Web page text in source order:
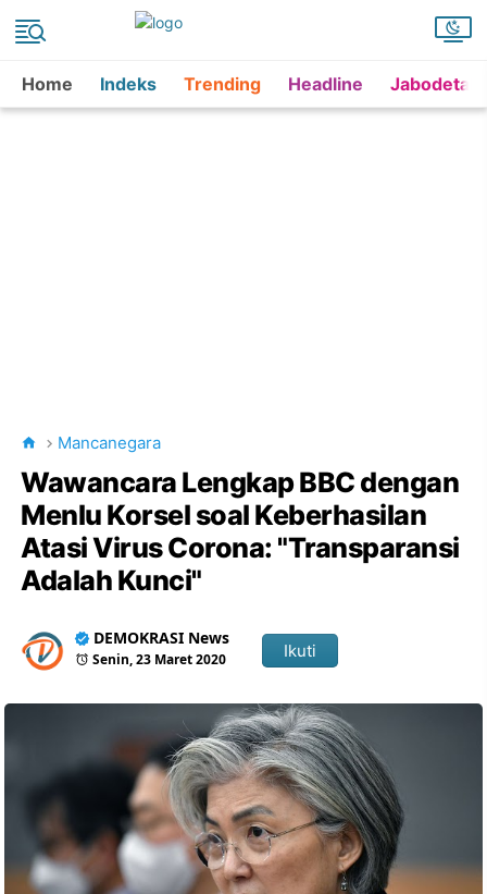
Home Indeks Trending Headline
Mancanegara
Wawancara Lengkap BBC dengan
Menlu Korsel soal Keberhasilan
Atasi Virus Corona: "Transparansi
Adalah Kunci"
DEMOKRASI News
Senin, 23 Maret 2020 Ikuti